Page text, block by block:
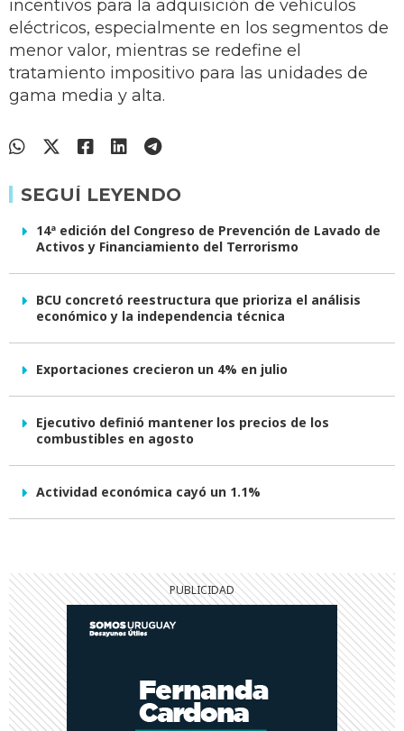
incentivos para la adquisición de vehículos
eléctricos, especialmente en los segmentos de
menor valor, mientras se redefine el
tratamiento impositivo para las unidades de
gama media y alta.
SEGUÍ LEYENDO
14ª edición del Congreso de Prevención de Lavado de
Activos y Financiamiento del Terrorismo
BCU concretó reestructura que prioriza el análisis
económico y la independencia técnica
Exportaciones crecieron un 4% en julio
Ejecutivo definió mantener los precios de los
combustibles en agosto
Actividad económica cayó un 1.1%